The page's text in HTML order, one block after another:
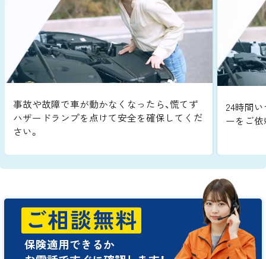
事故や故障で車が動かなくなったら、慌てず
ハザードランプを点けて安全を確保してくだ
さい。
24時間い
ーをご依
ご相談無料
保険適用できるか